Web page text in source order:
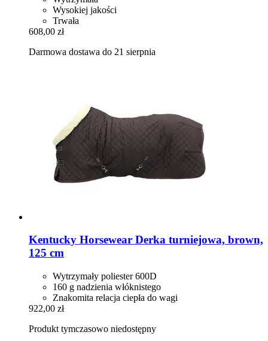
Wysokiej jakości
Trwała
608,00 zł
Darmowa dostawa do 21 sierpnia
Kentucky Horsewear Derka turniejowa, brown,
125 cm
Wytrzymały poliester 600D
160 g nadzienia włóknistego
Znakomita relacja ciepła do wagi
922,00 zł
Produkt tymczasowo niedostępny